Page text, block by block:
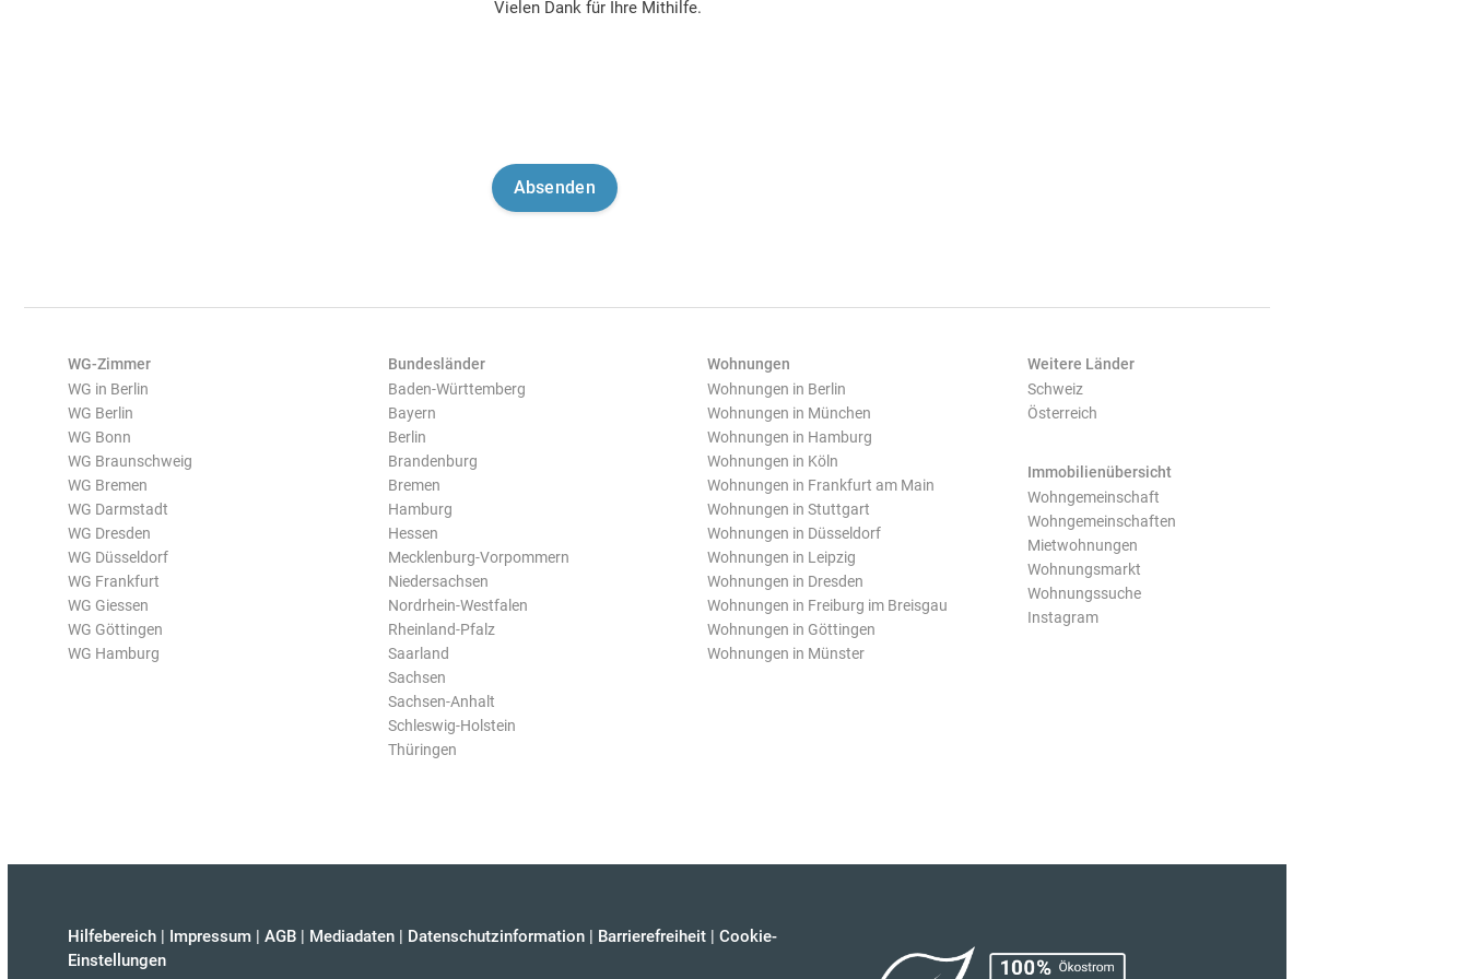
Vielen Dank für Ihre Mithilfe.
WG-Zimmer
WG in Berlin
WG Berlin
WG Bonn
WG Braunschweig
WG Bremen
WG Darmstadt
WG Dresden
WG Düsseldorf
WG Frankfurt
WG Giessen
WG Göttingen
WG Hamburg
Bundesländer
Baden-Württemberg
Bayern
Berlin
Brandenburg
Bremen
Hamburg
Hessen
Mecklenburg-Vorpommern
Niedersachsen
Nordrhein-Westfalen
Rheinland-Pfalz
Saarland
Sachsen
Sachsen-Anhalt
Schleswig-Holstein
Thüringen
Wohnungen
Wohnungen in Berlin
Wohnungen in München
Wohnungen in Hamburg
Wohnungen in Köln
Wohnungen in Frankfurt am Main
Wohnungen in Stuttgart
Wohnungen in Düsseldorf
Wohnungen in Leipzig
Wohnungen in Dresden
Wohnungen in Freiburg im Breisgau
Wohnungen in Göttingen
Wohnungen in Münster
Weitere Länder
Schweiz
Österreich
Immobilienübersicht
Wohngemeinschaft
Wohngemeinschaften
Mietwohnungen
Wohnungsmarkt
Wohnungssuche
Instagram
Hilfebereich | Impressum | AGB | Mediadaten | Datenschutzinformation | Barrierefreiheit | Cookie-
Einstellungen